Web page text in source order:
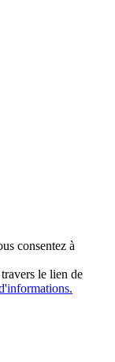
consentez à
le lien de